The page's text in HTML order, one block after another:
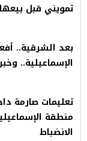
تمويني قبل
بعد الشرقية..
الإسماعيلية..
تعليمات صارمة
منطقة
الانضباط